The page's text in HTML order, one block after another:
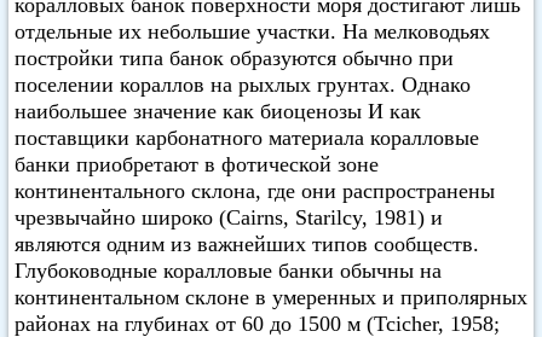
коралловых банок поверхности моря достигают лишь
отдельные их небольшие участки. На мелководьях
постройки типа банок образуются обычно при
поселении кораллов на рыхлых грунтах. Однако
наибольшее значение как биоценозы И как
поставщики карбонатного материала коралловые
банки приобретают в фотической зоне
континентального склона, где они распространены
чрезвычайно широко (Cairns, Starilcy, 1981) и
являются одним из важнейших типов сообществ.
Глубоководные коралловые банки обычны на
континентальном склоне в умеренных и приполярных
районах на глубинах от 60 до 1500 м (Tcicher, 1958;